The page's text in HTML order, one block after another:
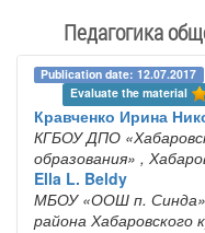
Педагогика
Publication date: 12.07.2017
Evaluate the material
Кравченко Ирина
КГБОУ ДПО
образования» ,
Ella L. Beldy
МБОУ «ООШ п. Синда»
района Хабаровского